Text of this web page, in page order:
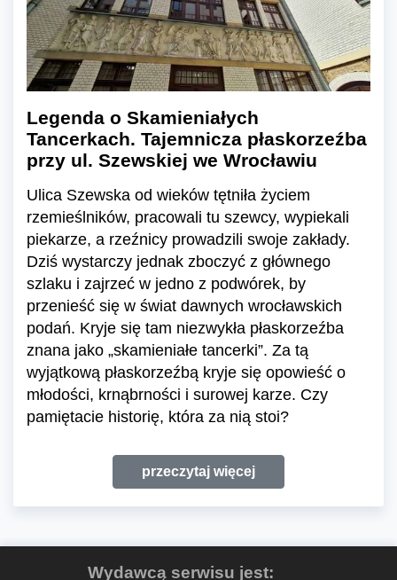
Legenda o Skamieniałych
Tancerkach. Tajemnicza płaskorzeźba
przy ul. Szewskiej we Wrocławiu
Ulica Szewska od wieków tętniła życiem
rzemieślników, pracowali tu szewcy, wypiekali
piekarze, a rzeźnicy prowadzili swoje zakłady.
Dziś wystarczy jednak zboczyć z głównego
szlaku i zajrzeć w jedno z podwórek, by
przenieść się w świat dawnych wrocławskich
podań. Kryje się tam niezwykła płaskorzeźba
znana jako „skamieniałe tancerki”. Za tą
wyjątkową płaskorzeźbą kryje się opowieść o
młodości, krnąbrności i surowej karze. Czy
pamiętacie historię, która za nią stoi?
przeczytaj więcej
Wydawcą serwisu jest: